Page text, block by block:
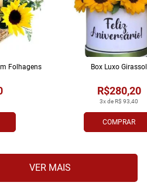
Folhagens
COMPRAR
3x de R$ 93,40
R$280,20
Box Luxo Girassol
VER MAIS